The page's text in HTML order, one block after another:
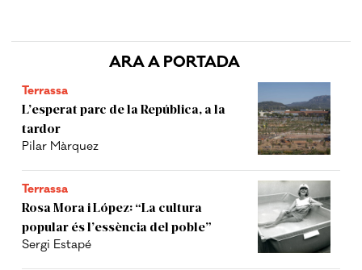
ARA A PORTADA
Terrassa
L’esperat parc de la República, a la
tardor
Pilar Màrquez
Terrassa
Rosa Mora i López: “La cultura
popular és l’essència del poble”
Sergi Estapé